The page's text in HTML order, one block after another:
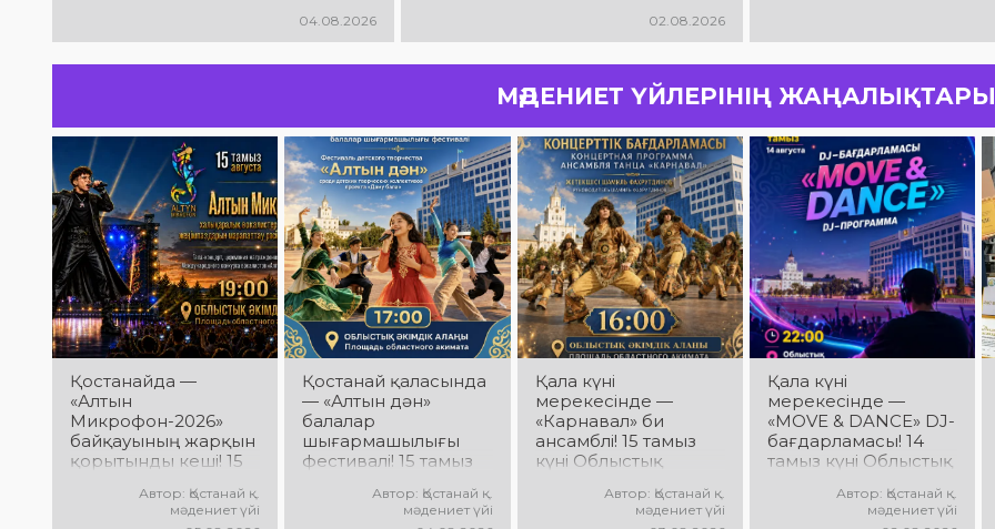
04.08.2026
мерейтойымен шын жүректен
құттықтаймын!
02.08.2026
МӘДЕНИЕТ ҮЙЛЕРІНІҢ ЖАҢАЛЫҚТАРЫ
Қостанайда —
«Алтын
Микрофон-2026»
байқауының жарқын
қорытынды кеші! 15
Халықаралық
вокалистер байқауы
Автор: Қостанай қ.
мәдениет үйі
Қостанай қаласында
— «Алтын дән»
балалар
шығармашылығы
фестивалі! 15 тамыз
әкімдік алаңында
«Даму бала»
Автор: Қостанай қ.
мәдениет үйі
Қала күні
мерекесінде —
«Карнавал» би
ансамблі! 15 тамыз
күні Облыстық
«Карнавал» би
ансамблінің
Автор: Қостанай қ.
мәдениет үйі
Қала күні
мерекесінде —
«MOVE & DANCE» DJ-
бағдарламасы! 14
тамыз күні Облыстық
мерекелік DJ-
бағдарлама өтеді!
Автор: Қостанай қ.
мәдениет үйі